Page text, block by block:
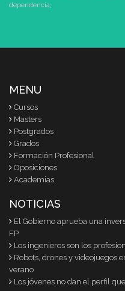
dependencia,
MENU
Cursos
Masters
Postgrados
Grados
Formación Profesional
Oposiciones
Academias
NOTICIAS
El Gobierno aprueba una
FP
Los ingenieros son los
Robots, drones y videojuegos
verano
Los jóvenes no dan el perfil